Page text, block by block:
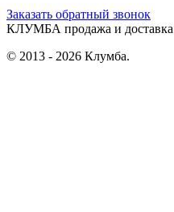
Заказать обратный звонок
КЛУМБА продажа и
© 2013 - 2026 Клумба.